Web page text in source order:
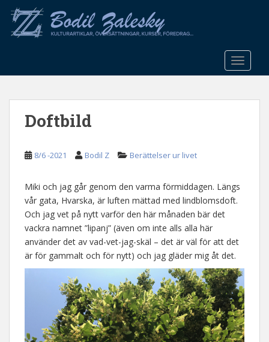
o
Doftbild
8/6 -2021 Bodil Z Berättelser ur livet
Miki och jag går genom den varma förmiddagen. Längs
vår gata, Hvarska, är luften mättad med lindblomsdoft.
Och jag vet på nytt varför den här månaden bär det
vackra namnet ”lipanj” (även om inte alls alla här
använder det av vad-vet-jag-skäl – det är väl för att det
är för gammalt och för nytt) och jag gläder mig åt det.